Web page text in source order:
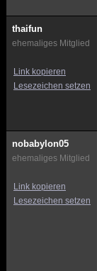
thaifun
ehemaliges Mitglied
Link kopieren
Lesezeichen setzen
nobabylon05
ehemaliges Mitglied
Link kopieren
Lesezeichen setzen